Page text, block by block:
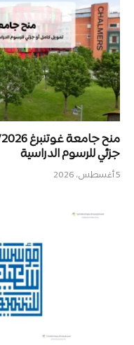
جزئي للرسوم الدراسية
5 أغسطس، 2026